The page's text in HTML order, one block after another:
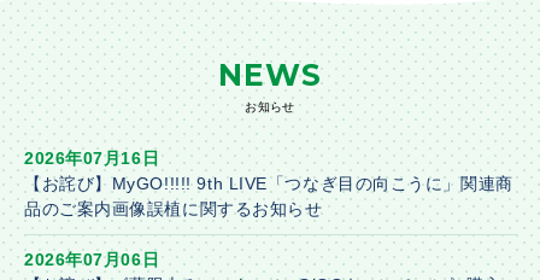
NEWS
お知らせ
2026年07月16日
【お詫び】MyGO!!!!! 9th LIVE「つなぎ目の向こうに」関連商
品のご案内画像誤植に関するお知らせ
2026年07月06日